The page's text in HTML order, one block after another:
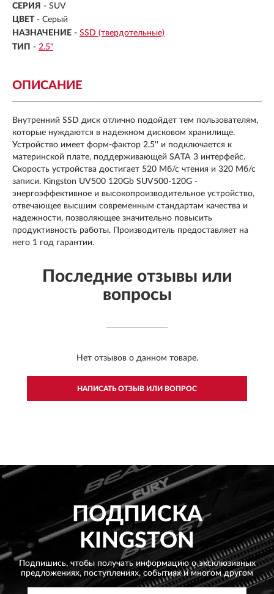
СЕРИЯ - SUV
ЦВЕТ - Серый
НАЗНАЧЕНИЕ - SSD (твердотельные)
ТИП - 2.5"
ОПИСАНИЕ
Внутренний SSD диск отлично подойдет тем пользователям,
которые нуждаются в надежном дисковом хранилище.
Устройство имеет форм-фактор 2.5'' и подключается к
материнской плате, поддерживающей SATA 3 интерфейс.
Скорость устройства достигает 520 Мб/с чтения и 320 Мб/с
записи. Kingston UV500 120Gb SUV500-120G -
энергоэффективное и высокопроизводительное устройство,
отвечающее высшим современным стандартам качества и
надежности, позволяющее значительно повысить
продуктивность работы. Производитель предоставляет на
него 1 год гарантии.
Последние отзывы или
вопросы
Нет отзывов о данном товаре.
НАПИСАТЬ ОТЗЫВ ИЛИ ВОПРОС
ПОДПИСКА
KINGSTON
Подпишись, чтобы получать информацию о эксклюзивных
предложениях, поступлениях, событиях и многом другом